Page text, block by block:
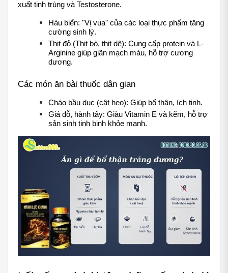
xuất tinh trùng và Testosterone.
Hàu biển: "Vị vua" của các loại thực phẩm tăng
cường sinh lý.
Thịt đỏ (Thịt bò, thịt dê): Cung cấp protein và L-
Arginine giúp giãn mạch máu, hỗ trợ cương
dương.
Các món ăn bài thuốc dân gian
Cháo bầu dục (cật heo): Giúp bổ thận, ích tinh.
Giá đỗ, hành tây: Giàu Vitamin E và kẽm, hỗ trợ
sản sinh tinh binh khỏe mạnh.